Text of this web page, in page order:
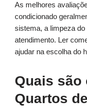
As melhores
condicionado
sistema, a limpeza do
atendimento. Ler
ajudar na escolha do
Quais são
Quartos